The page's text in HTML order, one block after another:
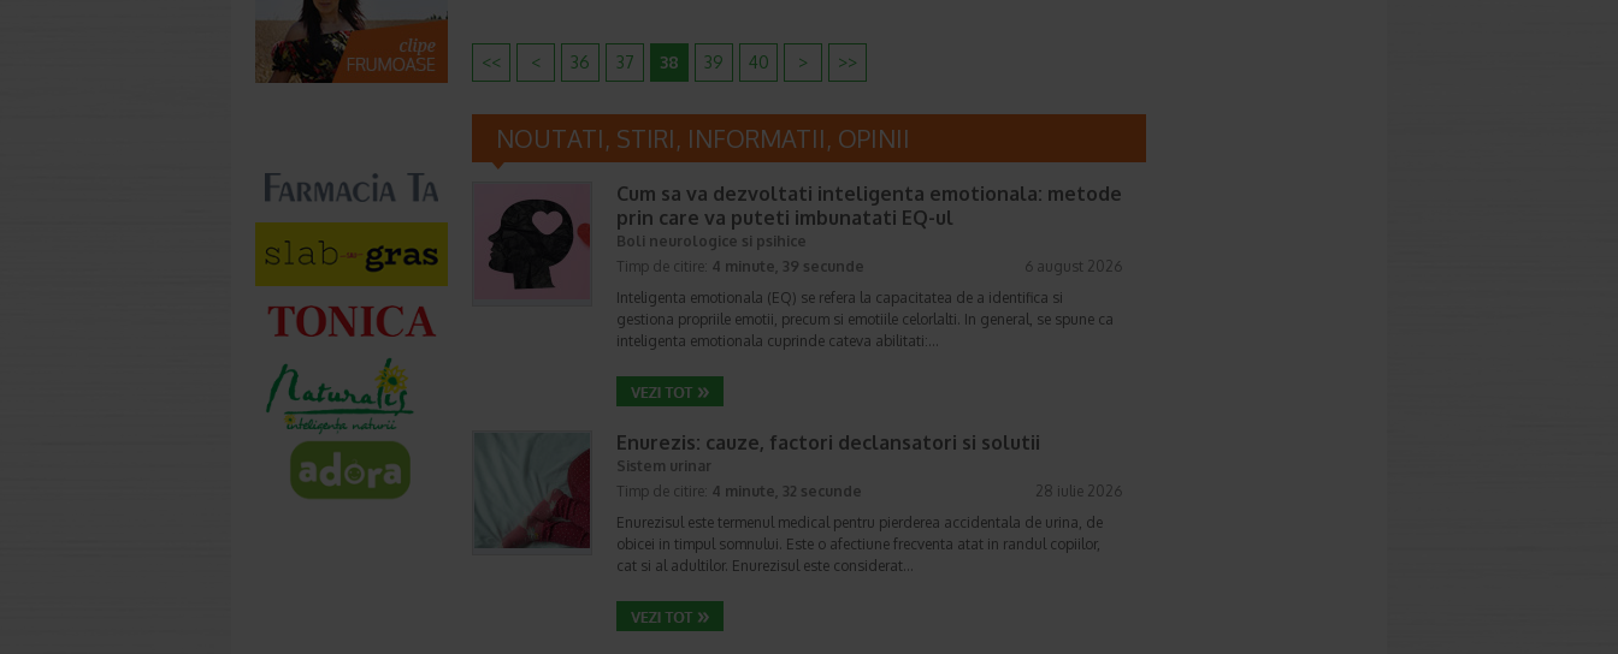
<< < 36 37 38 39 40 > >>
NOUTATI, STIRI, INFORMATII, OPINII
Cum sa va dezvoltati inteligenta emotionala: metode
prin care va puteti imbunatati EQ-ul
Boli neurologice si psihice
Timp de citire: 4 minute, 39 secunde
6 august 2026
Inteligenta emotionala (EQ) se refera la capacitatea de a identifica si
gestiona propriile emotii, precum si emotiile celorlalti. In general, se spune ca
inteligenta emotionala cuprinde cateva abilitati:…
Enurezis: cauze, factori declansatori si solutii
Sistem urinar
Timp de citire: 4 minute, 32 secunde
28 iulie 2026
Enurezisul este termenul medical pentru pierderea accidentala de urina, de
obicei in timpul somnului. Este o afectiune frecventa atat in randul copiilor,
cat si al adultilor. Enurezisul este considerat…